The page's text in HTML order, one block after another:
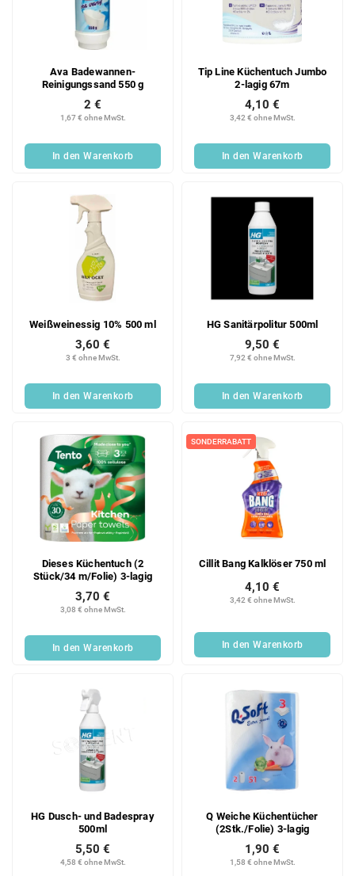
Ava Badewannen-
Reinigungssand 550 g
1,67 € ohne MwSt.
2 €
In den Warenkorb
Tip Line Küchentuch Jumbo
2-lagig 67m
3,42 € ohne MwSt.
4,10 €
In den Warenkorb
Weißweinessig 10% 500 ml
3 € ohne MwSt.
3,60 €
In den Warenkorb
HG Sanitärpolitur 500ml
7,92 € ohne MwSt.
9,50 €
In den Warenkorb
Dieses Küchentuch (2
Stück/34 m/Folie) 3-lagig
3,08 € ohne MwSt.
3,70 €
In den Warenkorb
SONDERRABATT
Cillit Bang Kalklöser 750 ml
3,42 € ohne MwSt.
4,10 €
In den Warenkorb
HG Dusch- und Badespray
500ml
4,58 € ohne MwSt.
5,50 €
Q Weiche Küchentücher
(2Stk./Folie) 3-lagig
1,58 € ohne MwSt.
1,90 €